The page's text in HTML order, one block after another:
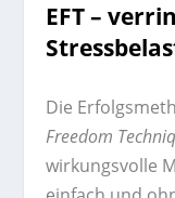
EFT –
Die
Freedom
wirkungsvolle